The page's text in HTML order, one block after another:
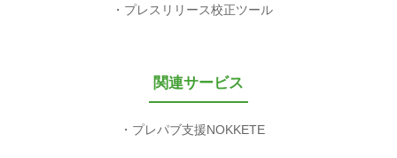
プレスリリース校正ツール
関連サービス
プレパブ支援NOKKETE